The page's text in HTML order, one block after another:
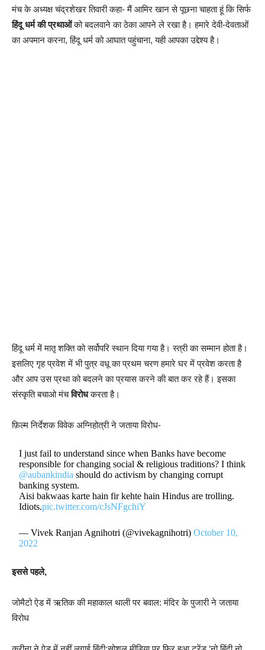
मंच के अध्यक्ष चंद्रशेखर तिवारी कहा- मैं आमिर खान से पूछना चाहता हूं कि सिर्फ
हिंदू धर्म की प्रथाओंको बदलवाने का ठेका आपने ले रखा है। हमारे देवी-देवताओं
का अपमान करना, हिंदू धर्म को आघात पहुंचाना, यही आपका उद्देश्य है।
हिंदू धर्म में मातृ शक्ति को सर्वोपरि स्थान दिया गया है। स्त्री का सम्मान होता है।
इसलिए गृह प्रवेश में भी पुत्र वधू का प्रथम चरण हमारे घर में प्रवेश करता है
और आप उस प्रथा को बदलने का प्रयास करने की बात कर रहे हैं। इसका
संस्कृति बचाओ मंचविरोधकरता है।
फ़िल्म निर्देशक विवेक अग्निहोत्री ने जताया विरोध-
I just fail to understand since when Banks have become
responsible for changing social & religious traditions? I think
@aubankindia should do activism by changing corrupt
banking system.
Aisi bakwaas karte hain fir kehte hain Hindus are trolling.
Idiots.pic.twitter.com/cJsNFgchiY
— Vivek Ranjan Agnihotri (@vivekagnihotri)October 10,
2022
इससे पहले,
जोमैटो ऐड में ऋतिक की महाकाल थाली पर बवाल: मंदिर के पुजारी ने जताया
विरोध